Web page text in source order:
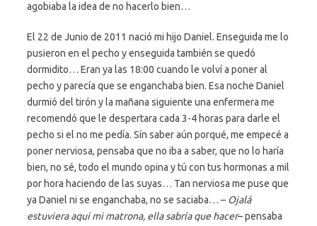
agobiaba la idea de no hacerlo bien…
El 22 de Junio de 2011 nació mi hijo Daniel. Enseguida me lo
pusieron en el pecho y enseguida también se quedó
dormidito… Eran ya las 18:00 cuando le volví a poner al
pecho y parecía que se enganchaba bien. Esa noche Daniel
durmió del tirón y la mañana siguiente una enfermera me
recomendó que le despertara cada 3-4 horas para darle el
pecho si el no me pedía. Sín saber aún porqué, me empecé a
poner nerviosa, pensaba que no iba a saber, que no lo haría
bien, no sé, todo el mundo opina y tú con tus hormonas a mil
por hora haciendo de las suyas… Tan nerviosa me puse que
ya Daniel ni se enganchaba, no se saciaba… – Ojalá
estuviera aquí mi matrona, ella sabría que hacer– pensaba